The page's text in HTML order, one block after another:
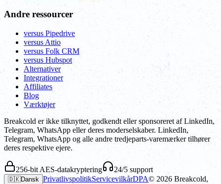
Andre ressourcer
versus Pipedrive
versus Attio
versus Folk CRM
versus Hubspot
Alternativer
Integrationer
Affiliates
Blog
Værktøjer
Breakcold er ikke tilknyttet, godkendt eller sponsoreret af LinkedIn,
Telegram, WhatsApp eller deres moderselskaber. LinkedIn,
Telegram, WhatsApp og alle andre tredjeparts-varemærker tilhører
deres respektive ejere.
256-bit AES-datakryptering 24/5 support
🇩🇰Dansk PrivatlivspolitikServicevilkårDPA© 2026 Breakcold,